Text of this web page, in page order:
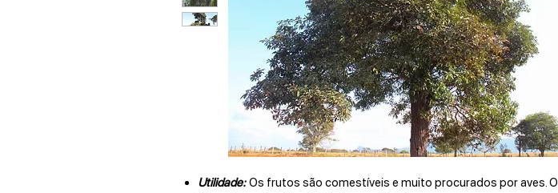
Utilidade: Os frutos são comestíveis e muito procurados por aves. O